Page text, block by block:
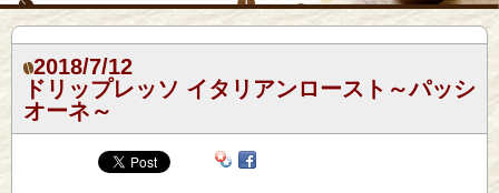
2018/7/12
ドリップレッソ イタリアンロースト～パッシ
オーネ～